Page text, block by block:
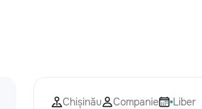
Chișinău Companie
Liber